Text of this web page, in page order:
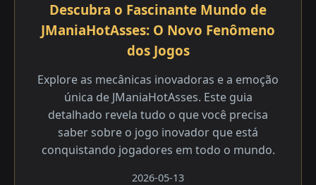
Descubra o Fascinante Mundo de
JManiaHotAsses: O Novo Fenômeno
dos Jogos
Explore as mecânicas inovadoras e a emoção
única de JManiaHotAsses. Este guia
detalhado revela tudo o que você precisa
saber sobre o jogo inovador que está
conquistando jogadores em todo o mundo.
2026-05-13